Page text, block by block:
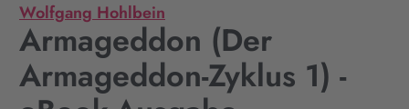
Wolfgang Hohlbein
Armageddon (Der
Armageddon-Zyklus 1) -